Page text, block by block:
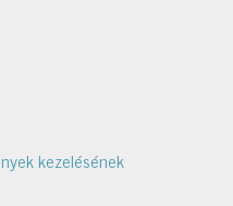
kezelésének